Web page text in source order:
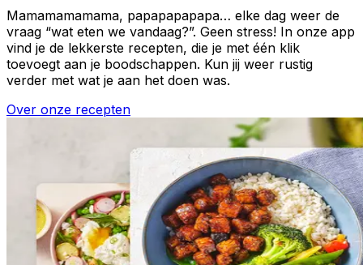
Mamamamamama, papapapapapa… elke dag weer de
vraag “wat eten we vandaag?”. Geen stress! In onze app
vind je de lekkerste recepten, die je met één klik
toevoegt aan je boodschappen. Kun jij weer rustig
verder met wat je aan het doen was.
Over onze recepten